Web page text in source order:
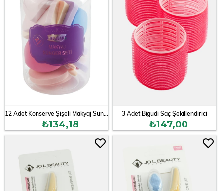
₺134,18
3 Adet Bigudi Saç Şekillendirici
₺147,00